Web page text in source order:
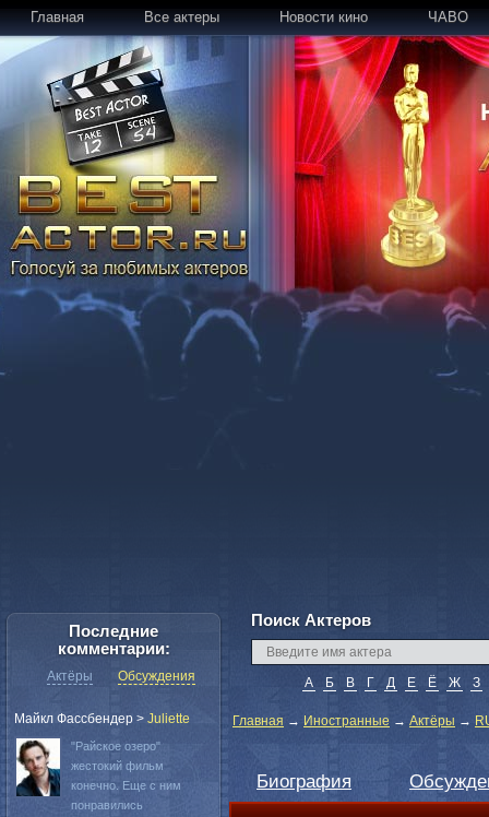
Главная Все актеры Новости кино ЧАВО
Поиск Актеров
А Б В Г Д Е Ё Ж З
Главная → Иностранные → Актёры →
Биография
Последние
комментарии:
Актёры Обсуждения
Майкл Фассбендер > Juliette
"Райское озеро"
жестокий фильм
конечно. Еще с ним
понравились